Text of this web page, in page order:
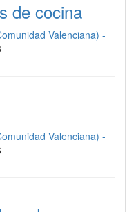
de cocina
Valenciana) -
Valenciana) -